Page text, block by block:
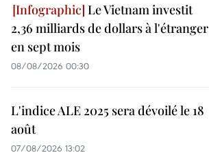
Le Vietnam investit
2,36 milliards de dollars à l'étranger
en sept mois
08/08/2026 00:30
L'indice ALE 2025 sera dévoilé le 18
août
07/08/2026 13:02